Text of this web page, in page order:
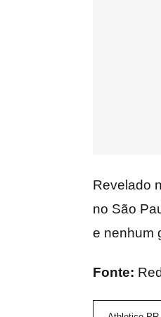
Revelado
no São
e nenhum
Fonte: